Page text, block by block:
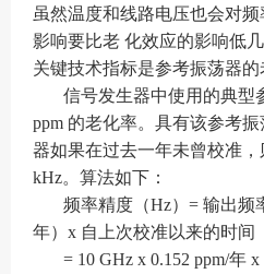
虽然温度和线路电压也会对
影响要比老 化效应的影响低
关键技术指标是参考振荡器的
信号发生器中使用的典型
ppm 的老化率。具有该参考
器如果在过去一年未曾校准，
kHz。算法如下：
频率精度（Hz）= 输出频
年）x 自上次校准以来的时间
= 10 GHz x 0.152 ppm/年 x